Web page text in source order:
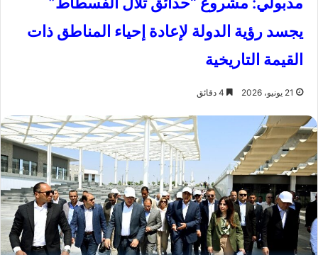
يجسد رؤية الدولة لإعادة إحياء المناطق ذات
القيمة التاريخية
21 يونيو، 2026